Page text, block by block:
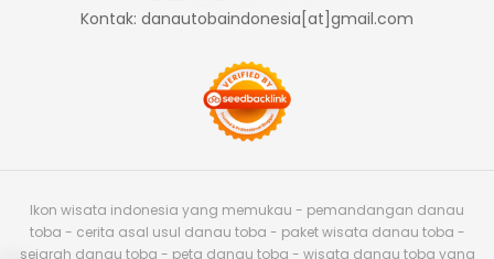
Kontak: danautobaindonesia[at]gmail.com
Ikon wisata indonesia yang memukau - pemandangan danau
toba - cerita asal usul danau toba - paket wisata danau toba -
sejarah danau toba - peta danau toba - wisata danau toba yang